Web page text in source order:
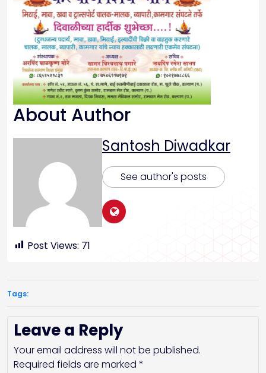
About Author
Santosh Diwadkar
See author's posts
Post Views: 71
Tags:
Leave a Reply
Your email address will not be published.
Required fields are marked *